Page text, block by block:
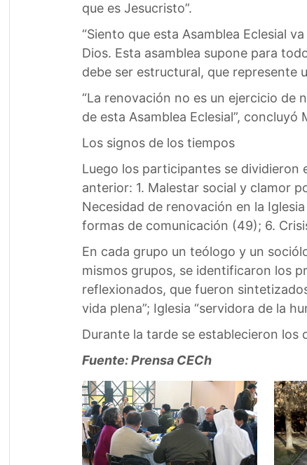
que es Jesucristo”.
“Siento que esta Asamblea Eclesial
Dios. Esta asamblea supone para
debe ser estructural, que represente
“La renovación no es un ejercicio de
de esta Asamblea Eclesial”, concluyó
Los signos de los tiempos
Luego los participantes se dividieron
anterior: 1. Malestar social y clamor
Necesidad de renovación en la
formas de comunicación (49); 6.
En cada grupo un teólogo y un
mismos grupos, se identificaron los
reflexionados, que fueron
vida plena”; Iglesia “servidora de la
Durante la tarde se establecieron los
Fuente: Prensa CECh